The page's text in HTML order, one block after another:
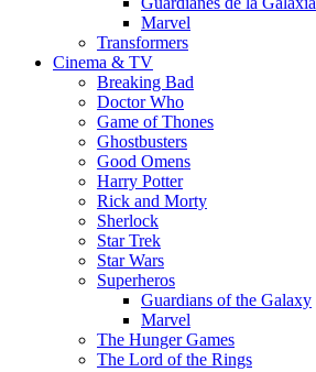
Marvel
Transformers
Cinema & TV
Breaking Bad
Doctor Who
Game of Thones
Ghostbusters
Good Omens
Harry Potter
Rick and Morty
Sherlock
Star Trek
Star Wars
Superheros
Guardians of the Galaxy
Marvel
The Hunger Games
The Lord of the Rings